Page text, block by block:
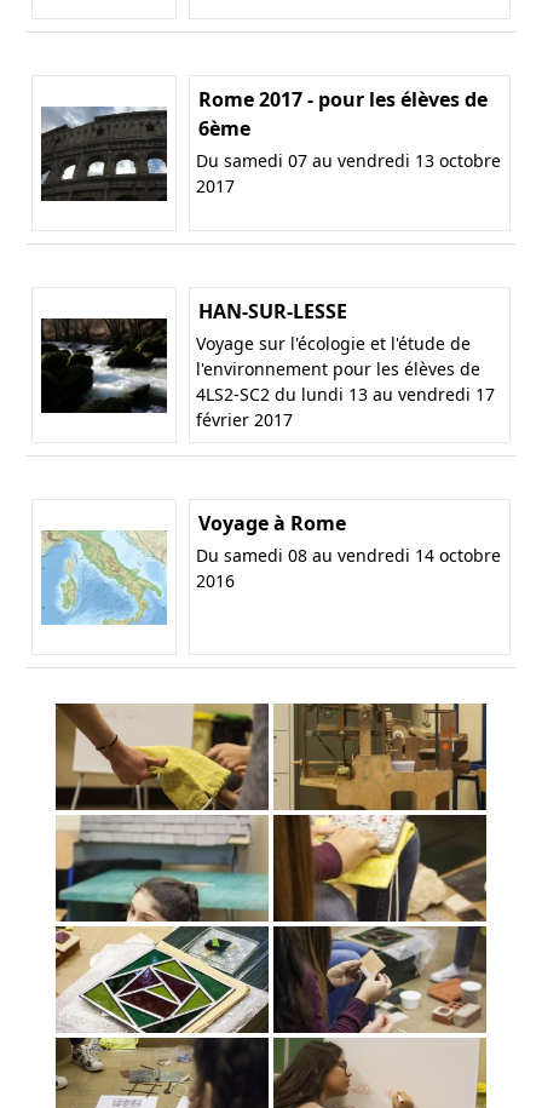
Rome 2017 - pour les élèves de
6ème
Du samedi 07 au vendredi 13 octobre
2017
HAN-SUR-LESSE
Voyage sur l'écologie et l'étude de
l'environnement pour les élèves de
4LS2-SC2 du lundi 13 au vendredi 17
février 2017
Voyage à Rome
Du samedi 08 au vendredi 14 octobre
2016